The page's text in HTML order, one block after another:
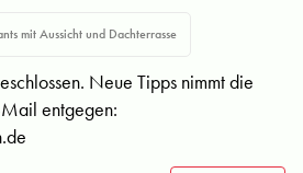
mit Aussicht und Dachterrasse
Neue Tipps nimmt die
entgegen: